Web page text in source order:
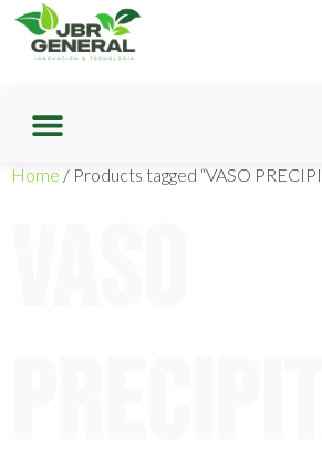
Home / Products tagged “VASO